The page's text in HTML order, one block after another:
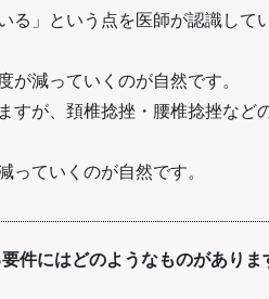
る」という点を医師が認識して
が減っていくのが自然です。
すが、頚椎捻挫・腰椎捻挫など
っていくのが自然です。
件にはどのようなものがありま